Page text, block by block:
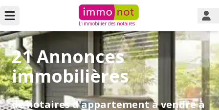
L'immobilier des notaires
21 Annonces
immobilières
de notaires d'appartement à vendre à